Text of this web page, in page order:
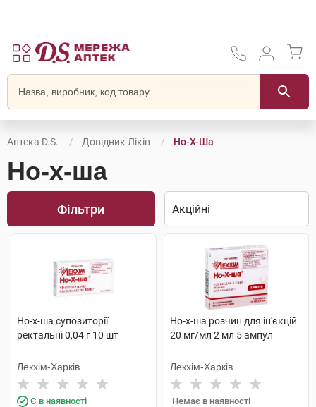
Аптека D.S. Довідник Ліків Но-Х-Ша
Но-х-ша
Фільтри
Но-х-ша супозиторії
ректальні 0,04 г 10 шт
Лекхім-Харків
Є в наявності
Но-х-ша розчин для ін'єкцій
20 мг/мл 2 мл 5 ампул
Лекхім-Харків
Немає в наявності